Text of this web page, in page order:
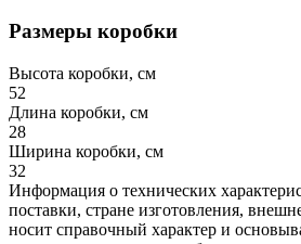
Размеры коробки
Высота коробки, см
52
Длина коробки, см
28
Ширина коробки, см
32
Информация о технических
поставки, стране изготовления,
носит справочный характер и